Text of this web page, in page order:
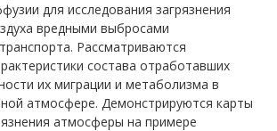
для исследования загрязнения
вредными выбросами
Рассматриваются
состава отработавших
их миграции и метаболизма в
атмосфере. Демонстрируются карты
атмосферы на примере